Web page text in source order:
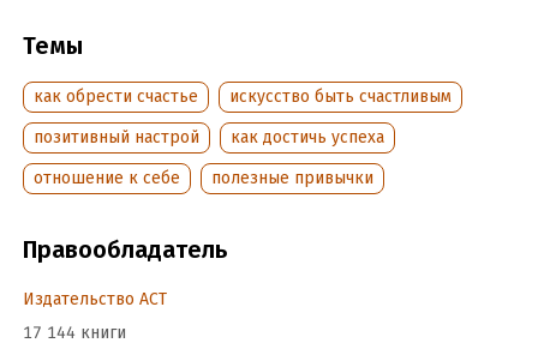
Подробная информация
Дата написания:1 января 2012
Объем:321186
Год издания:2025
Дата поступления:11 августа 2021
Время на чтение:5 ч.
Темы
как обрести счастье
искусство быть счастливым
позитивный настрой
как достичь успеха
отношение к себе
полезные привычки
Правообладатель
Издательство АСТ
17 144 книги